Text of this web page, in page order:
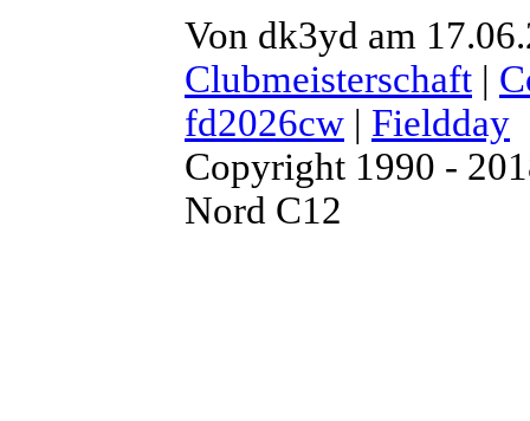
Von dk3yd am
Clubmeisterschaft |
fd2026cw | Fieldday
Copyright 1990 -
Nord C12